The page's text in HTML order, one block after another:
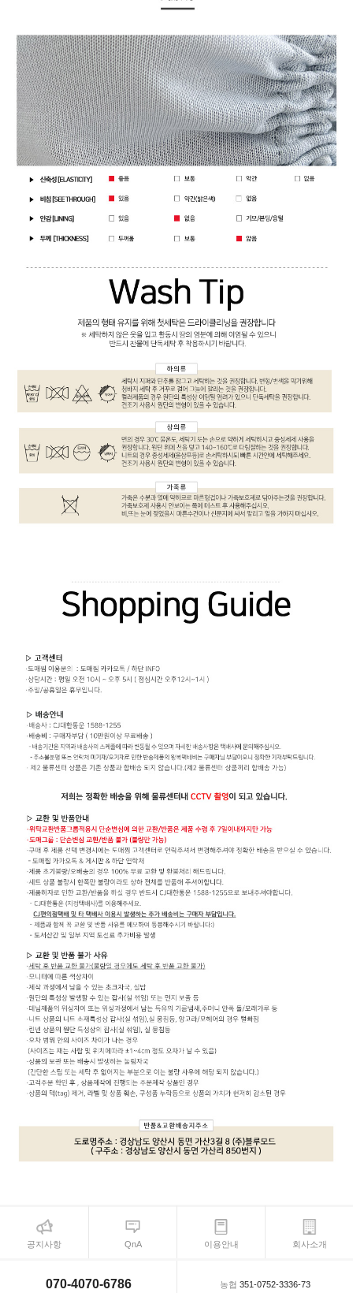
공지사항 QnA 이용안내 회사소개
070-4070-6786 농협 351-0752-3336-73